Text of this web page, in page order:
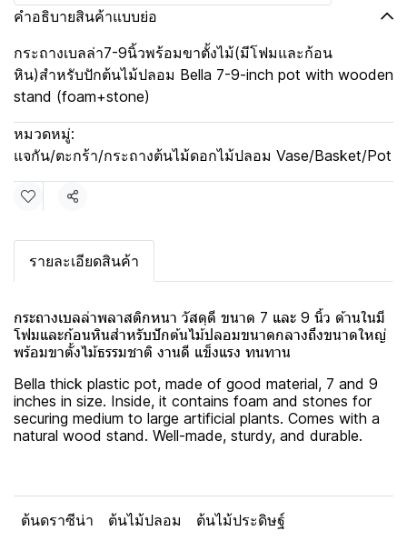
คำอธิบายสินค้าแบบย่อ
กระถางเบลล่า7-9นิ้วพร้อมขาตั้งไม้(มีโฟมและก้อน
หิน)สำหรับปักต้นไม้ปลอม Bella 7-9-inch pot with wooden
stand (foam+stone)
หมวดหมู่:
แจกัน/ตะกร้า/กระถางต้นไม้ดอกไม้ปลอม Vase/Basket/Pot
แชร์
รายละเอียดสินค้า
กระถางเบลล่าพลาสติกหนา วัสดุดี ขนาด 7 และ 9 นิ้ว ด้านในมี
โฟมและก้อนหินสำหรับปักต้นไม้ปลอมขนาดกลางถึงขนาดใหญ่
พร้อมขาตั้งไม้ธรรมชาติ งานดี แข็งแรง ทนทาน
Bella thick plastic pot, made of good material, 7 and 9
inches in size. Inside, it contains foam and stones for
securing medium to large artificial plants. Comes with a
natural wood stand. Well-made, sturdy, and durable.
ต้นดราซีน่า ต้นไม้ปลอม
ต้นไม้ประดิษฐ์